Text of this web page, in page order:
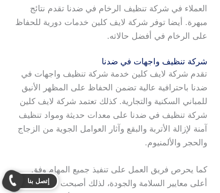
العملاء في شركة تنظيف الرخام في ضدنا تقدم نتائج
مبهرة. أيضا توفر شركة لايف كلين خدمات دورية للحفاظ
على الرخام في أفضل حالاته.
شركة تنظيف واجهات في ضدنا
تقدم شركة لايف كلين خدمة شركة تنظيف واجهات في
ضدنا باحترافية عالية تضمن الحفاظ على المظهر الأنيق
للمباني السكنية والتجارية. كذلك تعتمد شركة لايف كلين
شركة تنظيف في ضدنا على معدات حديثة ومواد تنظيف
آمنة لإزالة الأتربة والبقع وآثار العوامل الجوية من الزجاج
والحجر والألمنيوم.
كما يحرص فريق العمل على تنفيذ جميع المهام وفق
أعلى معايير السلامة والجودة، لذلك أصبحت شركةإتصل بنا